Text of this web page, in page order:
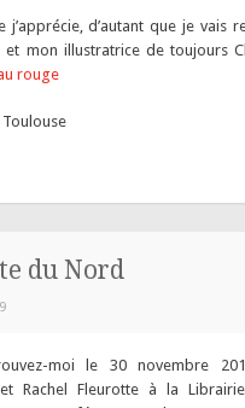
j’apprécie, d’autant que je vais
et mon illustratrice de toujours
rouge
du Nord
moi le 30 novembre
et Rachel Fleurotte à la